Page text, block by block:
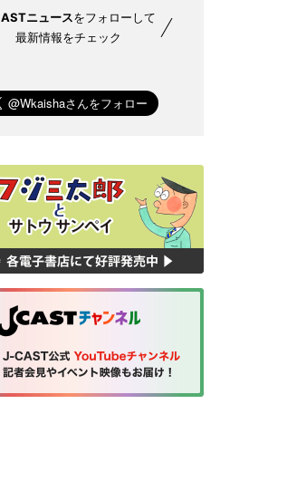
ニュースをフォローして
最新情報をチェック